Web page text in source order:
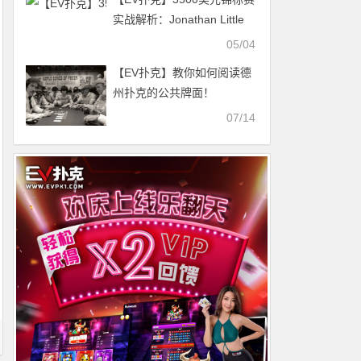
实战解析：Jonathan Little
为何对AK选择“跟注”而非“3-
05/04
【EV扑克】教你如何阅读德
州扑克的公共牌面！
07/14